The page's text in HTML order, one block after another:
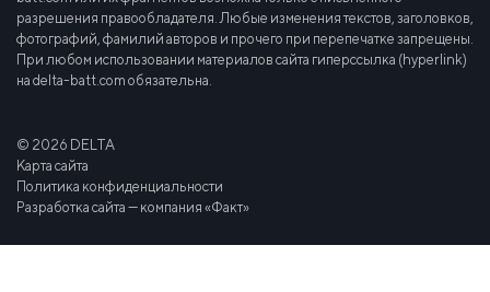
разрешения правообладателя. Любые изменения текстов, заголовков,
фотографий, фамилий авторов и прочего при перепечатке запрещены.
При любом использовании материалов сайта гиперссылка (hyperlink)
на delta-batt.com обязательна.
© 2026 DELTA
Карта сайта
Политика конфиденциальности
Разработка сайта — компания «Факт»